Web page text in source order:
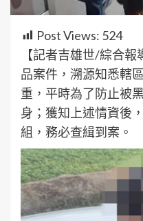
Post Views: 524
【記者吉雄世/綜合
品案件，溯源知悉轄
重，平時為了防止被
身；獲知上述情資後
組，務必查緝到案。